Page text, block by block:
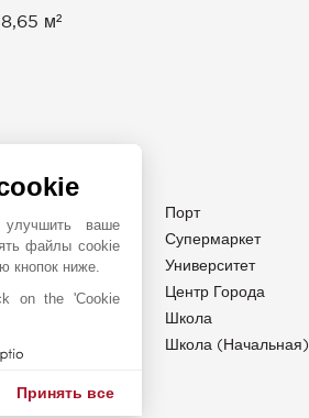
м²
Порт
Супермаркет
Университет
Центр Города
Школа
Школа (начальная)
ваше
файлы cookie
кнопок ниже.
on the 'Cookie
Принять все